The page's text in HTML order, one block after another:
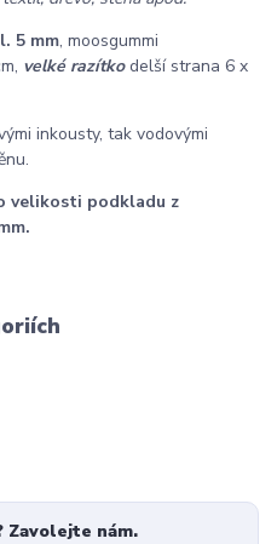
5 mm, moosgummi
velké razítkodelší strana 6 x
inkousty, tak vodovými
velikosti podkladu z
Zavolejte nám.